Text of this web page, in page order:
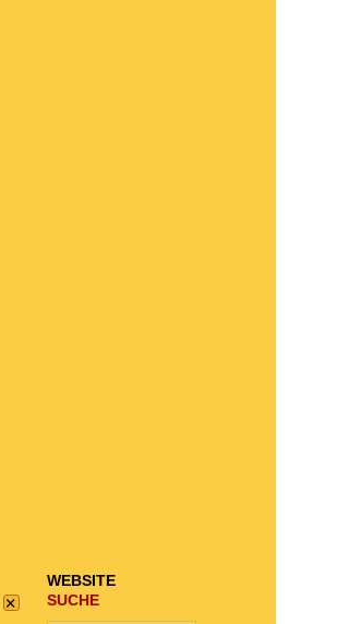
×
WEBSITE
SUCHE